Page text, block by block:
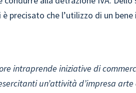
è precisato che l’utilizzo di un
intraprende iniziative di
un’attività d’impresa arte